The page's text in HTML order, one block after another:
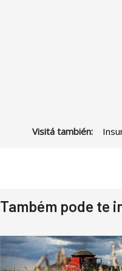
Visitá también:
Também pode te